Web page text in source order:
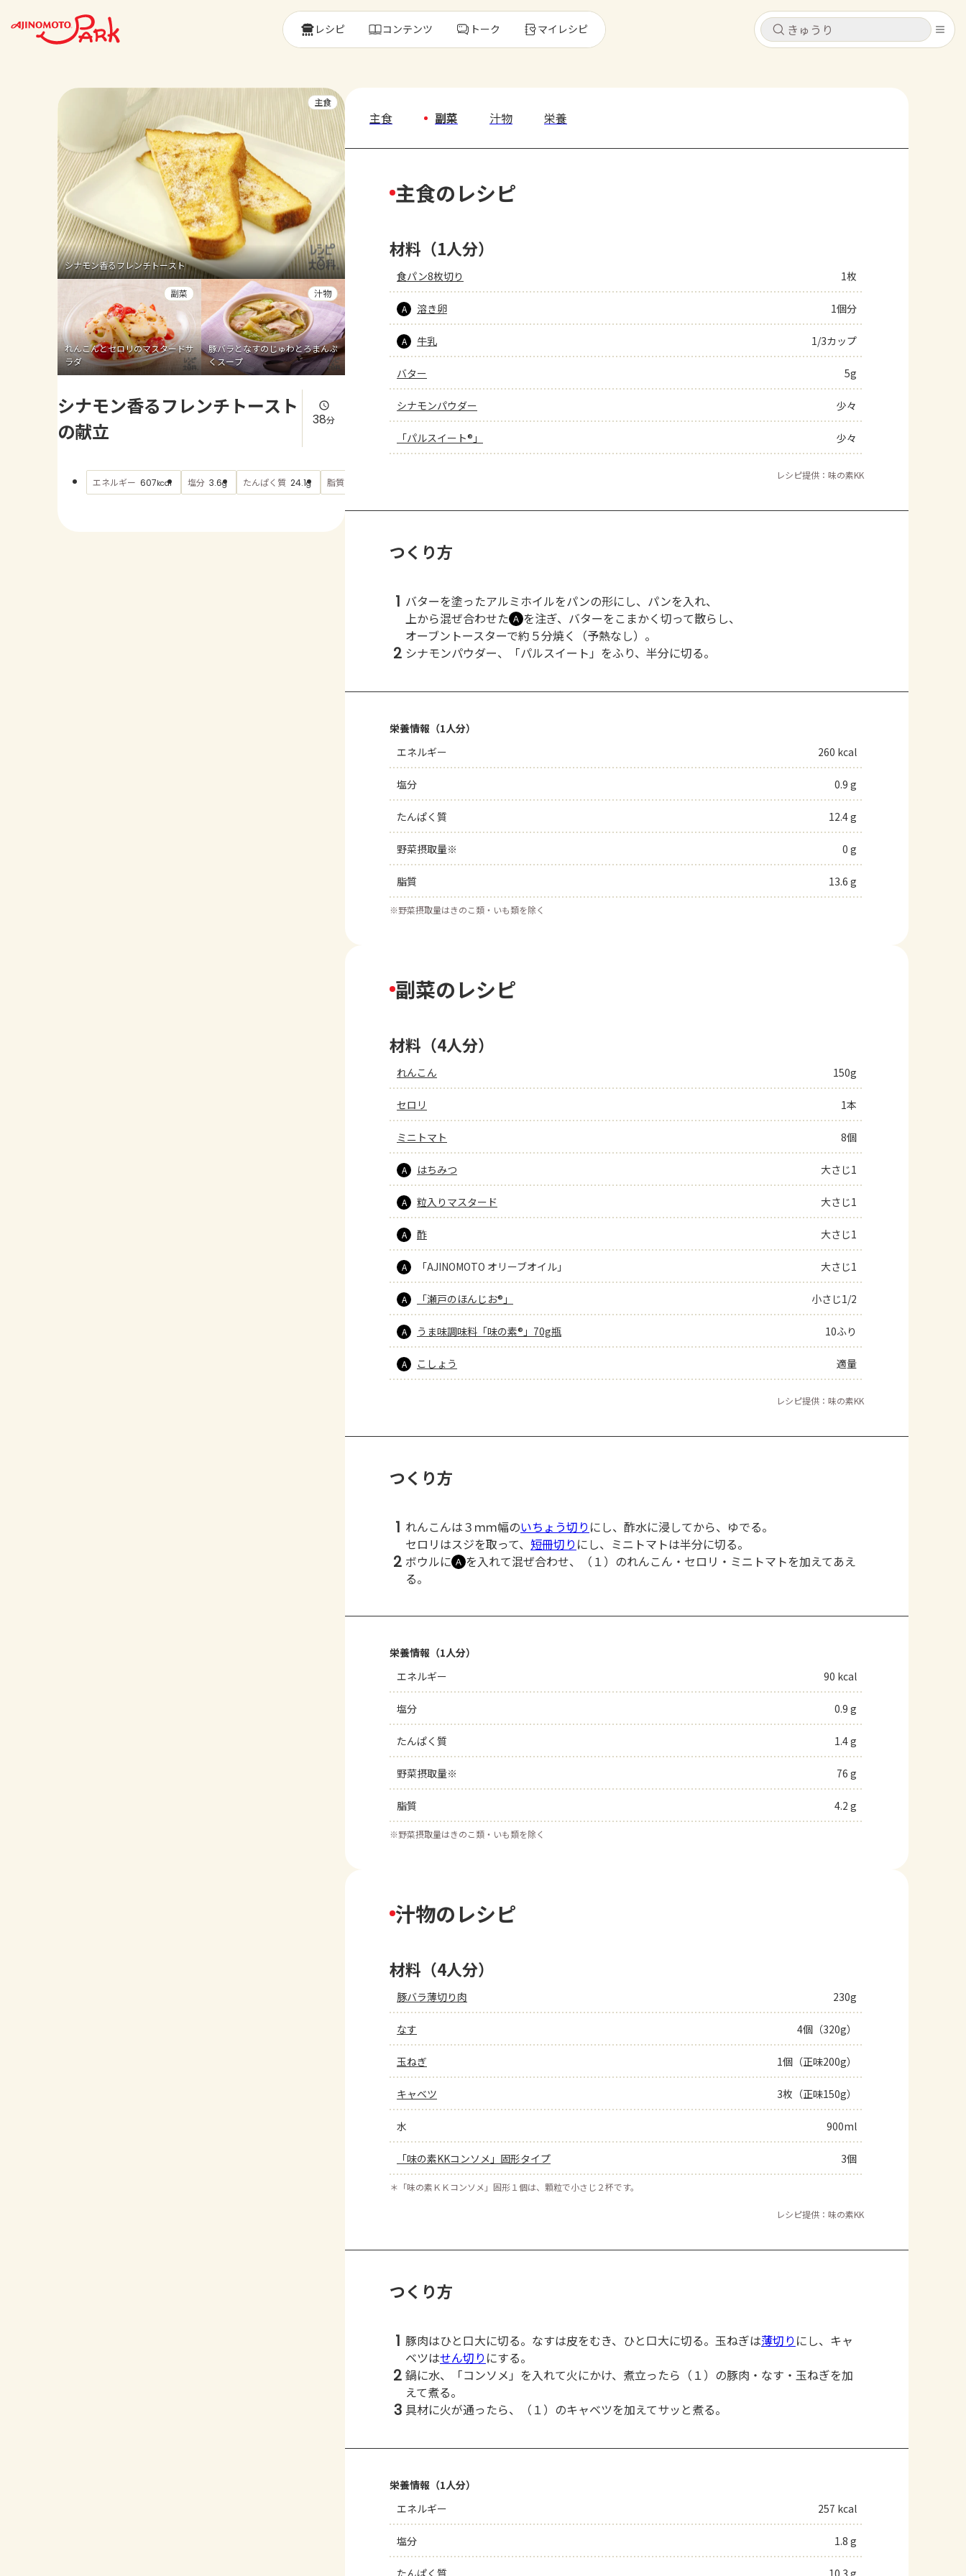
キャンセル
よくあるお問い合わせ
お買い物
キャンセル
レシピ コンテンツ トーク マイレシピ
シナモン香るフレンチトースト
主食
れんこんとセロリのマスタードサ
ラダ
副菜
豚バラとなすのじゅわとろまんぷ
くスープ
汁物
シナモン香るフレンチトースト
の献立
38分
エネルギー 607kcal 塩分 3.6g たんぱく質 24.1g 脂質
主食 副菜 汁物 栄養
主食のレシピ
材料（1人分）
食パン8枚切り 1枚
A 溶き卵 1個分
A 牛乳 1/3カップ
バター 5g
シナモンパウダー 少々
「パルスイート®」 少々
レシピ提供：味の素KK
つくり方
1 バターを塗ったアルミホイルをパンの形にし、パンを入れ、
上から混ぜ合わせた Ａ を注ぎ、バターをこまかく切って散らし、
オーブントースターで約５分焼く（予熱なし）。
2 シナモンパウダー、「パルスイート」をふり、半分に切る。
栄養情報（1人分）
エネルギー
260 kcal
塩分 0.9 g
たんぱく質 12.4 g
野菜摂取量※ 0 g
脂質 13.6 g
※野菜摂取量はきのこ類・いも類を除く
副菜のレシピ
材料（4人分）
れんこん 150g
セロリ 1本
ミニトマト 8個
A はちみつ 大さじ1
A 粒入りマスタード 大さじ1
A 酢 大さじ1
A 「AJINOMOTO オリーブオイル」 大さじ1
A 「瀬戸のほんじお®」 小さじ1/2
A うま味調味料「味の素®」70g瓶 10ふり
A こしょう 適量
レシピ提供：味の素KK
つくり方
1 れんこんは３ｍｍ幅のいちょう切り にし、酢水に浸してから、ゆでる。
セロリはスジを取って、 短冊切り にし、ミニトマトは半分に切る。
2 ボウルに Ａ を入れて混ぜ合わせ、（１）のれんこん・セロリ・ミニトマトを加えてあえ
る。
栄養情報（1人分）
エネルギー
90 kcal
塩分 0.9 g
たんぱく質 1.4 g
野菜摂取量※ 76 g
脂質 4.2 g
※野菜摂取量はきのこ類・いも類を除く
汁物のレシピ
材料（4人分）
豚バラ薄切り肉 230g
なす 4個（320g）
玉ねぎ 1個（正味200g）
キャベツ 3枚（正味150g）
水 900ml
「味の素KKコンソメ」固形タイプ 3個
＊ 「味の素ＫＫコンソメ」固形１個は、顆粒で小さじ２杯です。
レシピ提供：味の素KK
つくり方
1 豚肉はひと口大に切る。なすは皮をむき、ひと口大に切る。玉ねぎは薄切り にし、キャ
ベツはせん切り にする。
2 鍋に水、「コンソメ」を入れて火にかけ、煮立ったら（１）の豚肉・なす・玉ねぎを加
えて煮る。
3 具材に火が通ったら、（１）のキャベツを加えてサッと煮る。
栄養情報（1人分）
エネルギー
257 kcal
塩分 1.8 g
たんぱく質 10.3 g